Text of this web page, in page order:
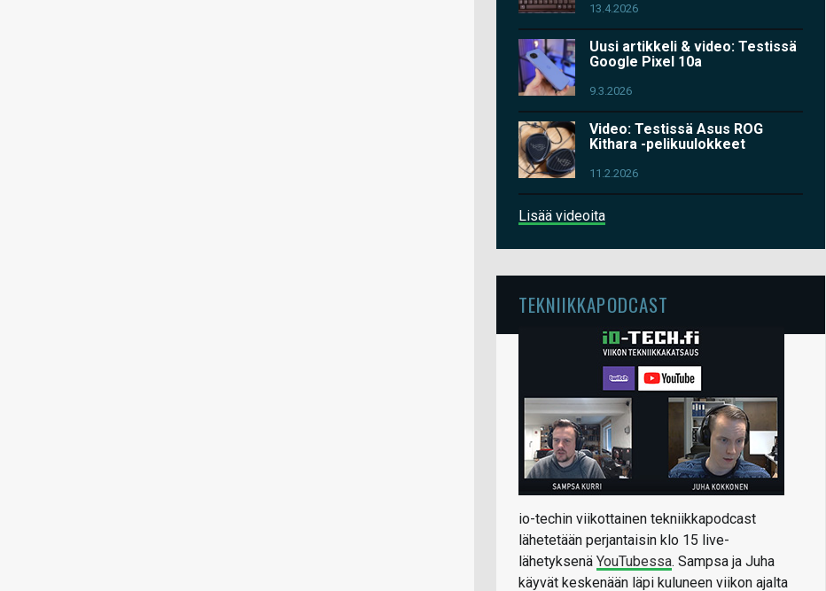
13.4.2026
Uusi artikkeli & video: Testissä
Google Pixel 10a
9.3.2026
Video: Testissä Asus ROG
Kithara -pelikuulokkeet
11.2.2026
Lisää videoita
TEKNIIKKAPODCAST
io-techin viikottainen tekniikkapodcast
lähetetään perjantaisin klo 15 live-
lähetyksenä YouTubessa. Sampsa ja Juha
käyvät keskenään läpi kuluneen viikon ajalta